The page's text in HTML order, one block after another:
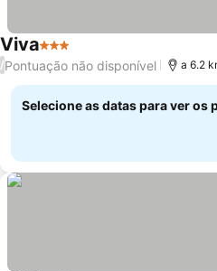
Viva3 Estrelas
/Pontuação não disponível a 6.2
Selecione as datas para ver os